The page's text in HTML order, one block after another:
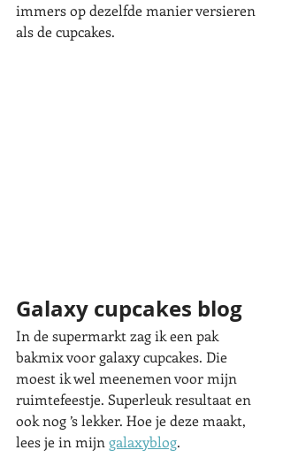
immers op dezelfde manier versieren
als de cupcakes.
Galaxy cupcakes blog
In de supermarkt zag ik een pak
bakmix voor galaxy cupcakes. Die
moest ik wel meenemen voor mijn
ruimtefeestje. Superleuk resultaat en
ook nog ’s lekker. Hoe je deze maakt,
lees je in mijn galaxyblog.